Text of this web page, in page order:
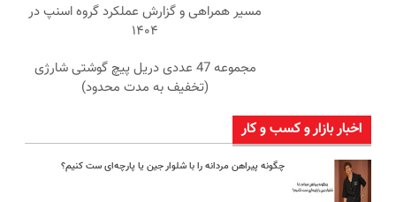
مسیر همراهی و گزارش عملکرد گروه اسنپ در
۱۴۰۴
مجموعه 47 عددی دریل پیچ گوشتی شارژی
(تخفیف به مدت محدود)
اخبار بازار و کسب و کار
چگونه پیراهن مردانه را با شلوار جین یا پارچه‌ای ست کنیم؟